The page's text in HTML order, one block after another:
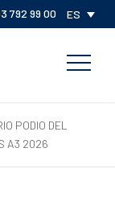
792 99 00 ES
PODIO DEL
A3 2026